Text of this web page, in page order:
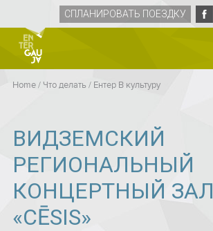
СПЛАНИРОВАТЬ ПОЕЗДКУ
Home/ Что делать / Ентер B культуру
ВИДЗЕМСКИЙ
РЕГИОНАЛЬНЫЙ
КОНЦЕРТНЫЙ ЗАЛ
«CĒSIS»